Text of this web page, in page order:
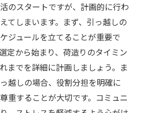
のスタートですが、計画的に行わ
てしまいます。まず、引っ越しの
ジュールを立てることが重要で
定から始まり、荷造りのタイミン
までを詳細に計画しましょう。ま
越しの場合、役割分担を明確に
重することが大切です。コミュニ